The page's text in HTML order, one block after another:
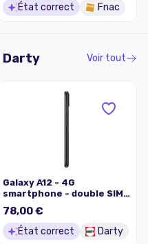
slot - Écran LCD - 6.5" -
1600 x 720 pixels - 4x
État correct Fnac
Darty Voir tout
Galaxy A12 - 4G
smartphone - double SIM -
RAM 4 Go / Mémoire
interne 64 Go - microSD
slot - Ecran LCD - 6.5" -
1600 x 720 pixels - 4x
78,00 €
État correct Darty